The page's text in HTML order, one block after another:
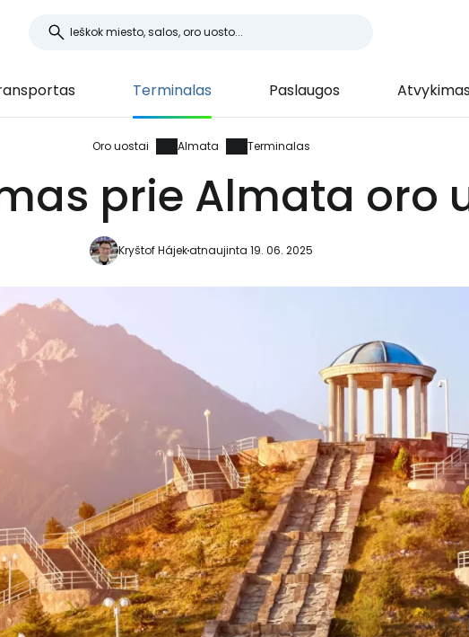
Terminalas Paslaugos
Oro uostai Almata Terminalas
prie Almata oro
Kryštof Hájekatnaujinta 19. 06. 2025